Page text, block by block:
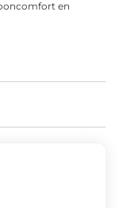
en